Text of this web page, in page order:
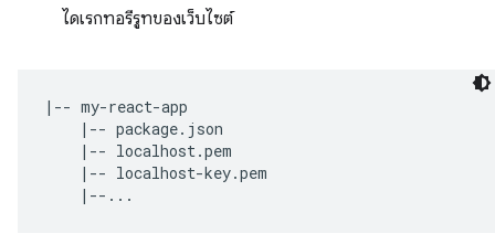
ไดเรกทอรีรูทของเว็บไซต์
|-- my-react-app
    |-- package.json
    |-- localhost.pem
    |-- localhost-key.pem